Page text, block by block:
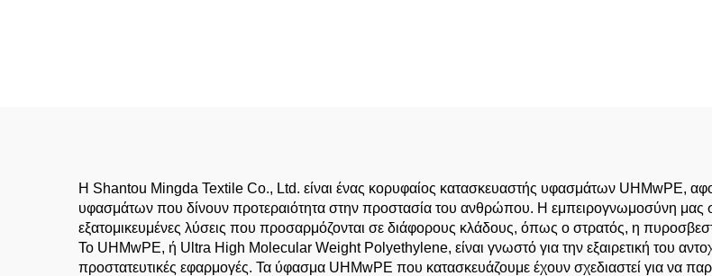
Η Shantou Mingda Textile Co., Ltd. είναι ένας κορυφαίος κατασκευαστής υφασμάτων UHMwPE,
υφασμάτων που δίνουν προτεραιότητα στην προστασία του ανθρώπου. Η εμπειρογνωμοσύνη μας
εξατομικευμένες λύσεις που προσαρμόζονται σε διάφορους κλάδους, όπως ο στρατός, η
Το UHMwPE, ή Ultra High Molecular Weight Polyethylene, είναι γνωστό για την εξαιρετική του
προστατευτικές εφαρμογές. Τα ύφασμα UHMwPE που κατασκευάζουμε έχουν σχεδιαστεί για να